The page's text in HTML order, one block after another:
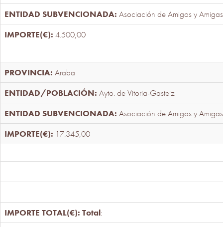
Asociación de Amigos y
4.500,00
Araba
Ayto. de Vitoria-Gasteiz
Asociación de Amigos y
17.345,00
Total: